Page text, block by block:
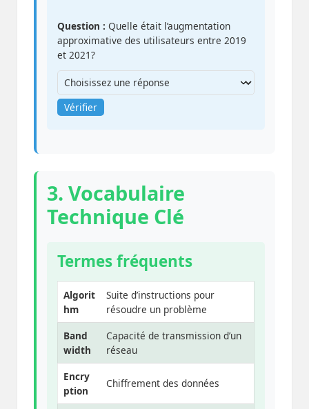
Question : Quelle était l’augmentation
approximative des utilisateurs entre 2019
et 2021?
Vérifier
3. Vocabulaire
Technique Clé
Termes fréquents
Algorit
hm
Suite d’instructions pour
résoudre un problème
Band
width
Capacité de transmission d’un
réseau
Encry
ption
Chiffrement des données